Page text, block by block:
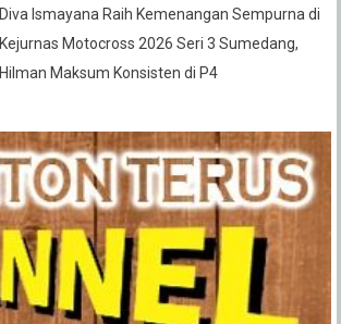
Diva Ismayana Raih Kemenangan Sempurna di
Kejurnas Motocross 2026 Seri 3 Sumedang,
Hilman Maksum Konsisten di P4